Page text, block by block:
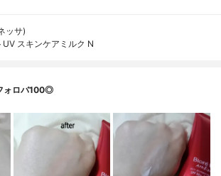
ッサ)
スキンケアミルク N
ォロバ100◎